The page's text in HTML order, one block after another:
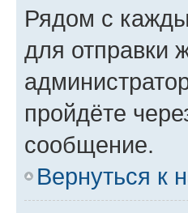
Рядом с
для отправки
пройдёте
сообщение.
Вернуться к